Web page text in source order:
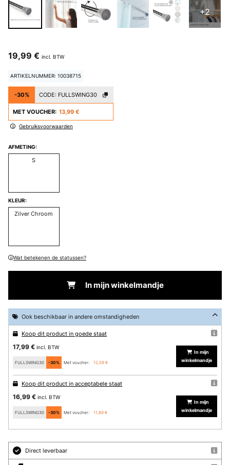
+2
19,99 € incl. BTW
ARTIKELNUMMER: 10038715
-30% CODE: FULLSWING30
MET VOUCHER: 13,99 €
Gebruiksvoorwaarden
AFMETING:
S
KLEUR:
Zilver Chroom
Wat betekenen de statussen?
In mijn winkelmandje
Ook beschikbaar in andere omstandigheden
Koop dit product in goede staat
17,99 € incl. BTW
FULLSWING30 -30% Met voucher: 12,59 €
In mijn
winkelmandje
Koop dit product in acceptabele staat
16,99 € incl. BTW
FULLSWING30 -30% Met voucher: 11,89 €
In mijn
winkelmandje
Direct leverbaar